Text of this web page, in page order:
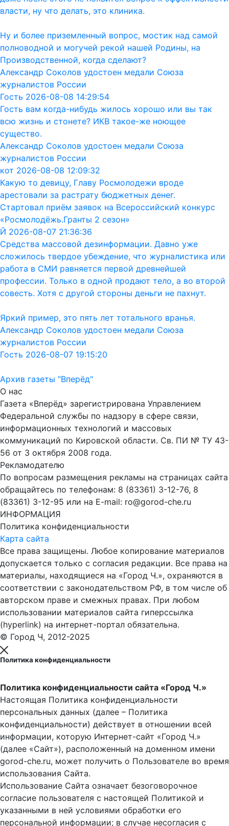
власти, ну что делать, это клиника.
Ну и более приземленный вопрос, мостик над самой
полноводной и могучей рекой нашей Родины, на
Производственной, когда сделают?
Александр Соколов удостоен медали Союза
журналистов России
Гость 2026-08-08 14:29:54
Гость вам когда-нибудь жилось хорошо или вы так
всю жизнь и стонете? ИКВ такое-же ноющее
существо.
Александр Соколов удостоен медали Союза
журналистов России
кот 2026-08-08 12:09:32
Какую то девицу, Главу Росмолодежи вроде
арестовали за растрату бюджетных денег.
Стартовал приём заявок на Всероссийский конкурс
«Росмолодёжь.Гранты 2 сезон»
Й 2026-08-07 21:36:36
Средства массовой дезинформации. Давно уже
сложилось твердое убеждение, что журналистика или
работа в СМИ равняется первой древнейшей
профессии. Только в одной продают тело, а во второй
совесть. Хотя с другой стороны деньги не пахнут.
Яркий пример, это пять лет тотального вранья.
Александр Соколов удостоен медали Союза
журналистов России
Гость 2026-08-07 19:15:20
Архив газеты "Вперёд"
О нас
Газета «Вперёд» зарегистрирована Управлением
Федеральной службы по надзору в сфере связи,
информационных технологий и массовых
коммуникаций по Кировской области. Св. ПИ № ТУ 43-
56 от 3 октября 2008 года.
Рекламодателю
По вопросам размещения рекламы на страницах сайта
обращайтесь по телефонам: 8 (83361) 3-12-76, 8
(83361) 3-12-95 или на E-mail: ro@gorod-che.ru
ИНФОРМАЦИЯ
Политика конфиденциальности
Карта сайта
Все права защищены. Любое копирование материалов
допускается только с согласия редакции. Все права на
материалы, находящиеся на «Город Ч.», охраняются в
соответствии с законодательством РФ, в том числе об
авторском праве и смежных правах. При любом
использовании материалов сайта гиперссылка
(hyperlink) на интернет-портал обязательна.
© Город Ч, 2012-2025
Политика конфиденциальности
Политика конфиденциальности сайта «Город Ч.»
Настоящая Политика конфиденциальности
персональных данных (далее – Политика
конфиденциальности) действует в отношении всей
информации, которую Интернет-сайт «Город Ч.»
(далее «Сайт»), расположенный на доменном имени
gorod-che.ru, может получить о Пользователе во время
использования Cайта.
Использование Сайта означает безоговорочное
согласие пользователя с настоящей Политикой и
указанными в ней условиями обработки его
персональной информации; в случае несогласия с